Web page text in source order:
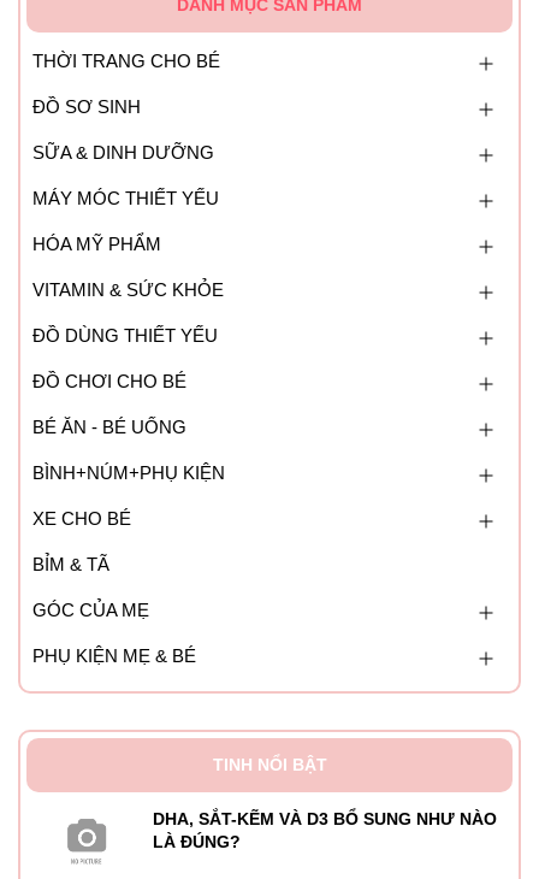
DANH MỤC SẢN PHẨM
THỜI TRANG CHO BÉ
ĐỒ SƠ SINH
SỮA & DINH DƯỠNG
MÁY MÓC THIẾT YẾU
HÓA MỸ PHẨM
VITAMIN & SỨC KHỎE
ĐỒ DÙNG THIẾT YẾU
ĐỒ CHƠI CHO BÉ
BÉ ĂN - BÉ UỐNG
BÌNH+NÚM+PHỤ KIỆN
XE CHO BÉ
BỈM & TÃ
GÓC CỦA MẸ
PHỤ KIỆN MẸ & BÉ
TINH NỔI BẬT
DHA, SẮT-KẼM VÀ D3 BỔ SUNG NHƯ NÀO
LÀ ĐÚNG?